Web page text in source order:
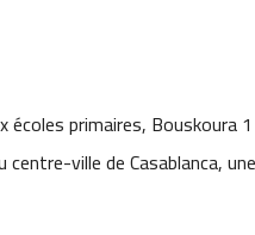
écoles primaires, Bouskoura
ville de Casablanca,